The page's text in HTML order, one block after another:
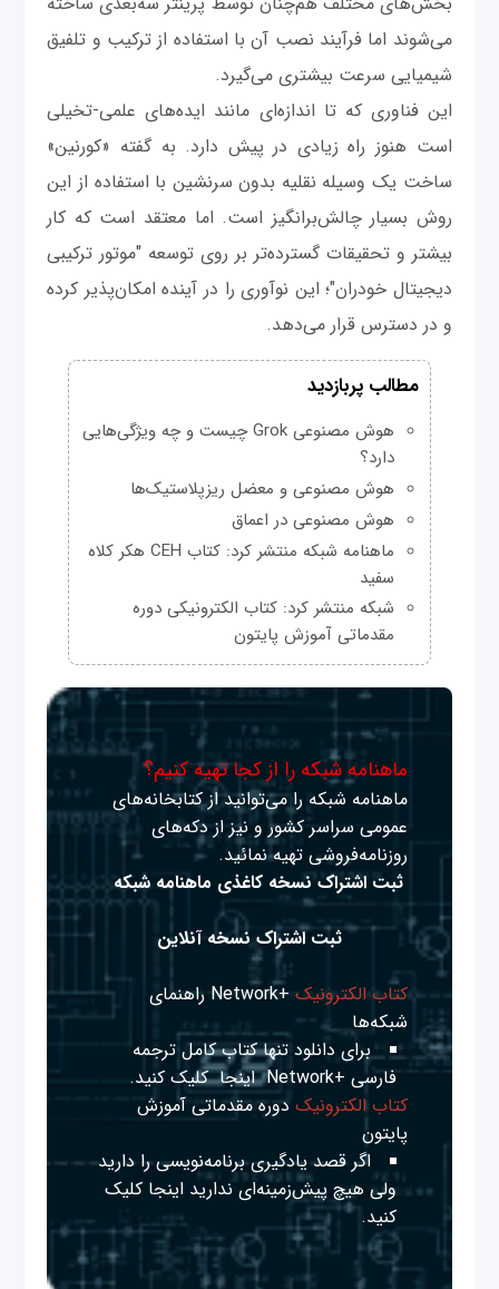
می‌شوند اما فرآیند نصب آن با استفاده از ترکیب و تلفیق
شیمیایی سرعت بیشتری می‌گیرد.
این فناوری که تا اندازه‌ای مانند ایده‌های علمی-تخیلی
است هنوز راه زیادی در پیش دارد. به گفته «کورنین»
ساخت یک وسیله نقلیه بدون سرنشین با استفاده از این
روش بسیار چالش‌برانگیز است. اما معتقد است که کار
بیشتر و تحقیقات گسترده‌تر بر روی توسعه "موتور ترکیبی
دیجیتال خودران"؛ این نوآوری را در آینده امکان‌پذیر کرده
و در دسترس قرار می‌دهد.
مطالب پربازدید
هوش مصنوعی Grok چیست و چه ویژگی‌هایی
دارد؟
هوش مصنوعی و معضل ریزپلاستیک‌ها
هوش مصنوعی در اعماق
ماهنامه شبکه منتشر کرد: کتاب CEH هکر کلاه
سفید
شبکه منتشر کرد: کتاب الکترونیکی دوره
مقدماتی آموزش پایتون
ماهنامه شبکه را از کجا تهیه کنیم؟
ماهنامه شبکه را می‌توانید از کتابخانه‌های
عمومی سراسر کشور و نیز از دکه‌های
روزنامه‌فروشی تهیه نمائید.
ثبت اشتراک نسخه کاغذی ماهنامه شبکه
ثبت اشتراک نسخه آنلاین
کتاب الکترونیک
+Network راهنمای
شبکه‌ها
برای دانلود تنها کتاب کامل ترجمه
فارسی +Network
اینجا کلیک کنید.
کتاب الکترونیک دوره مقدماتی آموزش
پایتون
اگر قصد یادگیری برنامه‌نویسی را دارید
ولی هیچ پیش‌زمینه‌ای نداریداینجا کلیک
کنید.